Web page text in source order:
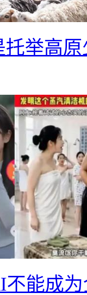
举高
能成